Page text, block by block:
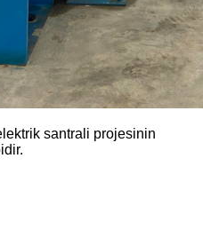
santrali projesinin